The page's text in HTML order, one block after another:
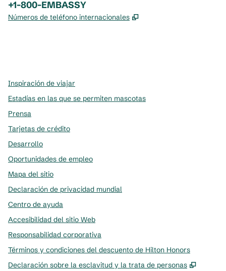
Teléfono:
+1-800-EMBASSY
Números de teléfono internacionales ,
Inspiración de viajar
Estadías en las que se permiten mascotas
Prensa
Tarjetas de crédito
Desarrollo
Oportunidades de empleo
Mapa del sitio
Declaración de privacidad mundial
Centro de ayuda
Accesibilidad del sitio Web
Responsabilidad corporativa
Términos y condiciones del descuento de Hilton Honors
Declaración sobre la esclavitud y la trata de personas
,